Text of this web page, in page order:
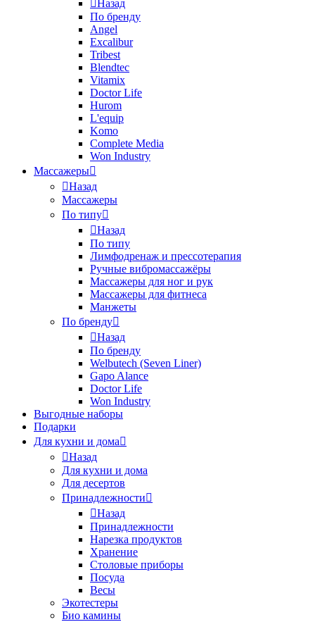
Назад
По бренду
Angel
Excalibur
Tribest
Blendtec
Vitamix
Doctor Life
Hurom
L'equip
Komo
Complete Media
Won Industry
Массажеры
Назад
Массажеры
По типу
Назад
По типу
Лимфодренаж и прессотерапия
Ручные вибромассажёры
Массажеры для ног и рук
Массажеры для фитнеса
Манжеты
По бренду
Назад
По бренду
Welbutech (Seven Liner)
Gapo Alance
Doctor Life
Won Industry
Выгодные наборы
Подарки
Для кухни и дома
Назад
Для кухни и дома
Для десертов
Принадлежности
Назад
Принадлежности
Нарезка продуктов
Хранение
Столовые приборы
Посуда
Весы
Экотестеры
Био камины